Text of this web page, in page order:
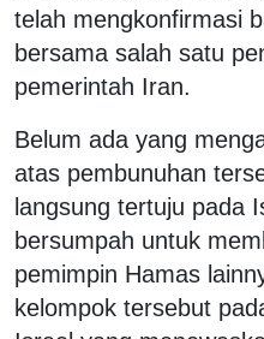
telah mengkonfirmasi
bersama salah satu
pemerintah Iran.
Belum ada yang
atas pembunuhan
langsung tertuju pada
bersumpah untuk
pemimpin Hamas
kelompok tersebut